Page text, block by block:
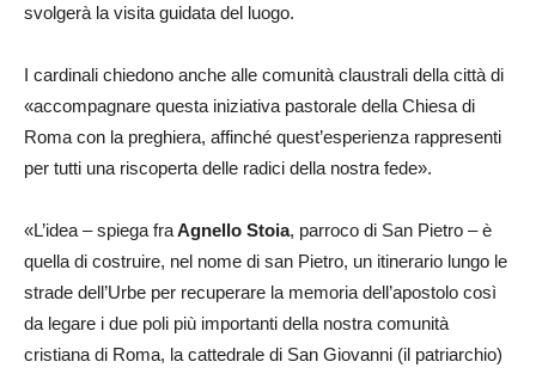
svolgerà la visita guidata del luogo.
I cardinali chiedono anche alle comunità claustrali della città di
«accompagnare questa iniziativa pastorale della Chiesa di
Roma con la preghiera, affinché quest’esperienza rappresenti
per tutti una riscoperta delle radici della nostra fede».
«L’idea – spiega fraAgnello Stoia, parroco di San Pietro – è
quella di costruire, nel nome di san Pietro, un itinerario lungo le
strade dell’Urbe per recuperare la memoria dell’apostolo così
da legare i due poli più importanti della nostra comunità
cristiana di Roma, la cattedrale di San Giovanni (il patriarchio)